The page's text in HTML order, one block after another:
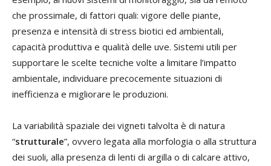
che prossimale, di fattori quali: vigore delle piante,
presenza e intensità di stress biotici ed ambientali,
capacità produttiva e qualità delle uve. Sistemi utili per
supportare le scelte tecniche volte a limitare l’impatto
ambientale, individuare precocemente situazioni di
inefficienza e migliorare le produzioni.
La variabilità spaziale dei vigneti talvolta è di natura
“strutturale”, ovvero legata alla morfologia o alla struttura
dei suoli, alla presenza di lenti di argilla o di calcare attivo,